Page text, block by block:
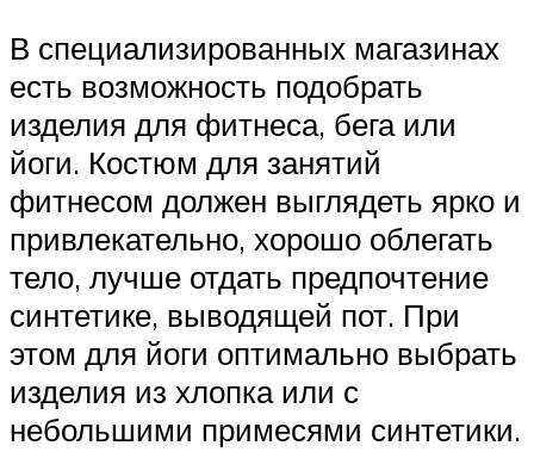
В специализированных магазинах
есть возможность подобрать
изделия для фитнеса, бега или
йоги. Костюм для занятий
фитнесом должен выглядеть ярко и
привлекательно, хорошо облегать
тело, лучше отдать предпочтение
синтетике, выводящей пот. При
этом для йоги оптимально выбрать
изделия из хлопка или с
небольшими примесями синтетики.